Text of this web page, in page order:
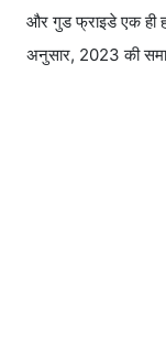
और गुड फ्राइडे एक ही
अनुसार, 2023 की